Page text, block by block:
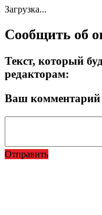
Загрузка...
Сообщить об
Текст, который
редакторам:
Ваш комментарий
Отправить